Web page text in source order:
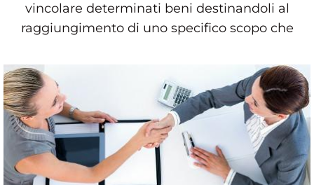
vincolare determinati beni destinandoli al
raggiungimento di uno specifico scopo che